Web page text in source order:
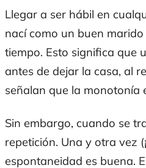
Llegar a ser hábil en
nací como un buen
tiempo. Esto significa que
antes de dejar la casa, al
señalan que la monotonía
Sin embargo, cuando se
repetición. Una y otra vez
espontaneidad es buena.